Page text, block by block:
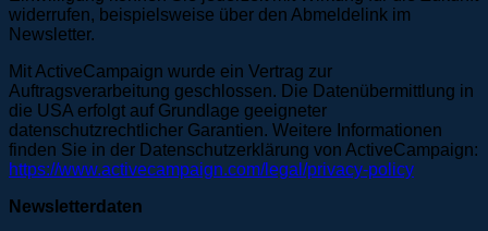
widerrufen, beispielsweise über den Abmeldelink im
Newsletter.
Mit ActiveCampaign wurde ein Vertrag zur
Auftragsverarbeitung geschlossen. Die Datenübermittlung in
die USA erfolgt auf Grundlage geeigneter
datenschutzrechtlicher Garantien. Weitere Informationen
finden Sie in der Datenschutzerklärung von ActiveCampaign:
https://www.activecampaign.com/legal/privacy-policy
Newsletterdaten